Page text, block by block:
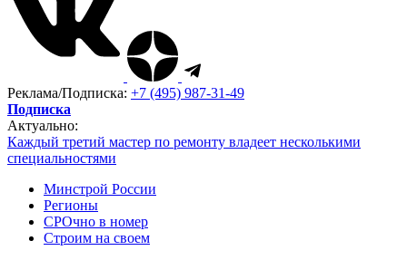
Реклама/Подписка: +7 (495) 987-31-49
Подписка
Актуально:
Каждый третий мастер по ремонту владеет несколькими
специальностями
Минстрой России
Регионы
СРОчно в номер
Строим на своем